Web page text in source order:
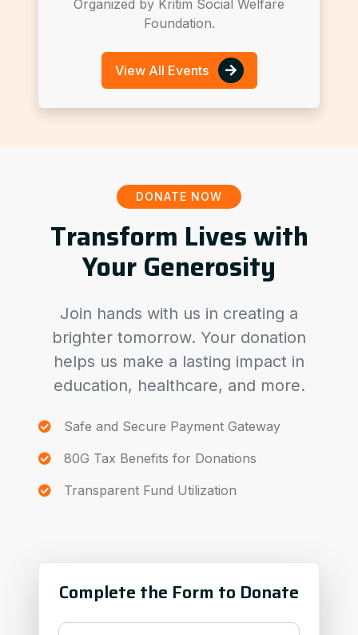
Organized by Kritim Social Welfare
Foundation.
View All Events
DONATE NOW
Transform Lives with
Your Generosity
Join hands with us in creating a
brighter tomorrow. Your donation
helps us make a lasting impact in
education, healthcare, and more.
Safe and Secure Payment Gateway
80G Tax Benefits for Donations
Transparent Fund Utilization
Complete the Form to Donate